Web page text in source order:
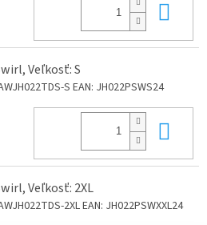
Veľkosť: S
SEAN: JH022PSWS24
Veľkosť: 2XL
2XLEAN: JH022PSWXXL24